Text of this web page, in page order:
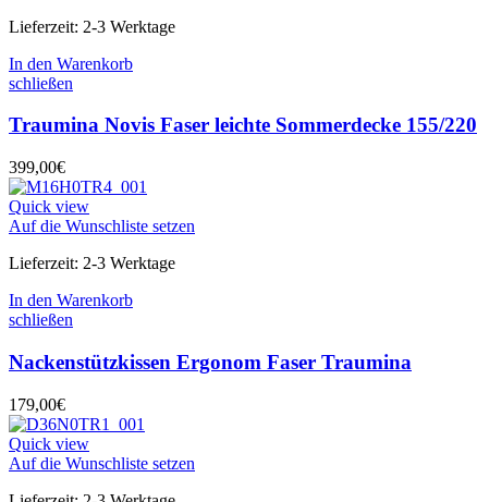
Lieferzeit: 2-3 Werktage
In den Warenkorb
schließen
Traumina Novis Faser leichte Sommerdecke 155/220
399,00€
Quick view
Auf die Wunschliste setzen
Lieferzeit: 2-3 Werktage
In den Warenkorb
schließen
Nackenstützkissen Ergonom Faser Traumina
179,00€
Quick view
Auf die Wunschliste setzen